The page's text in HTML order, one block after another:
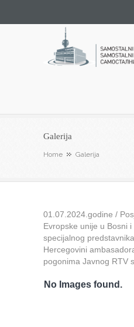
Galerija
Home Galerija
01.07.2024.godine /
Evropske unije u Bosni
specijalnog
Hercegovini
pogonima Javnog RTV
No Images found.